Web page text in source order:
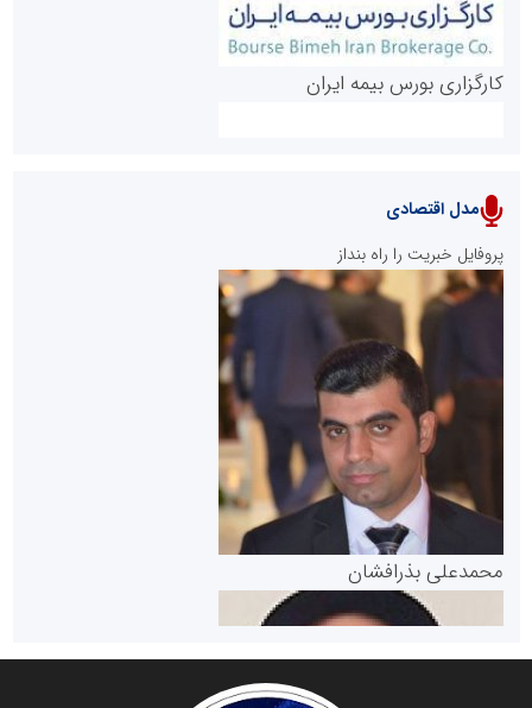
پایگاه خبری نهضت ملی مسکن
پایگاه خبری گفتمان یزد
کارگزاری بورس بیمه ایران
سازمان بورس و اوراق بهادار
مرجع اخبار موثق در بازارسرمایه
مدل اقتصادی
پروفایل خبریت را راه بنداز
محمدعلی بذرافشان